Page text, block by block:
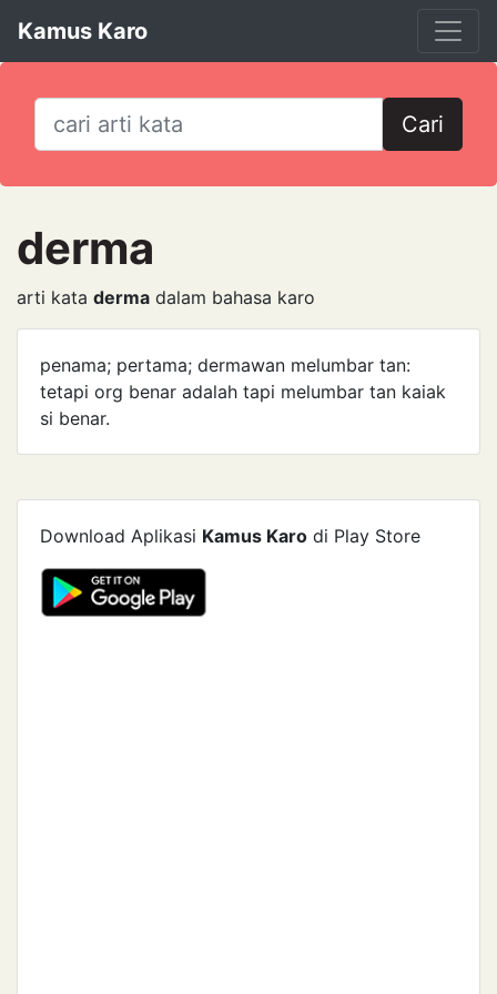
Kamus Karo
Cari
derma
arti kata derma dalam bahasa karo
penama; pertama; dermawan melumbar tan:
tetapi org benar adalah tapi melumbar tan kaiak
si benar.
Download Aplikasi Kamus Karo di Play Store